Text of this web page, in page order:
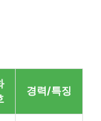
경력/특징